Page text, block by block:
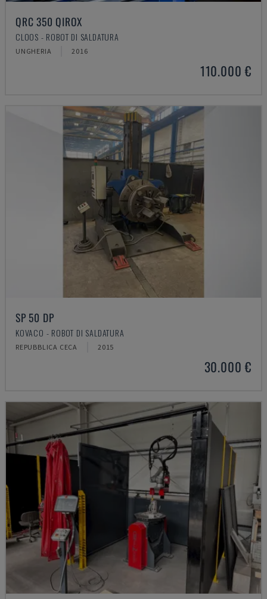
QRC 350 QIROX
CLOOS - ROBOT DI SALDATURA
UNGHERIA 2016
110.000 €
SP 50 DP
KOVACO - ROBOT DI SALDATURA
REPUBBLICA CECA 2015
30.000 €